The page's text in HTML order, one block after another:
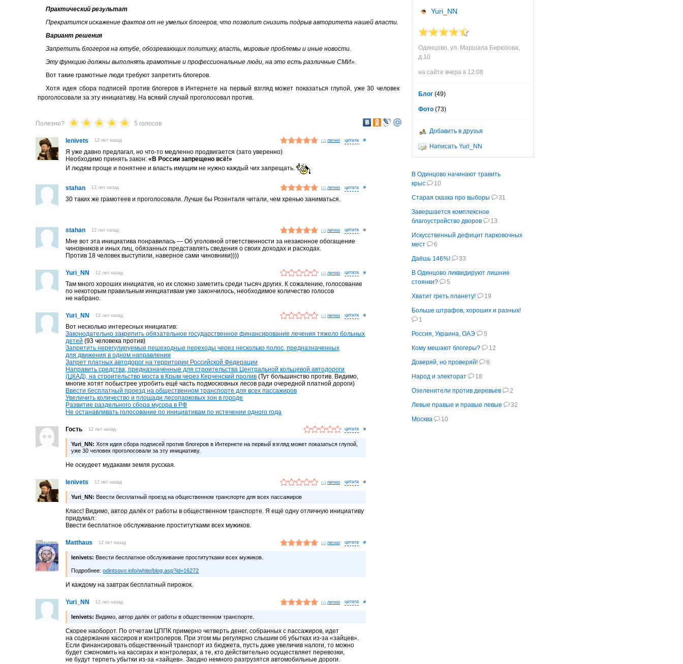
Практический результат
Прекратится искажение фактов от не умелых блогеров, что позволит снизить подрыв авторитета нашей власти.
Вариант решения
Запретить блогеров на ютубе, обозревающих политику, власть, мировые проблемы и иные новости.
Эту функцию должны выполнять грамотные и профессиональные люди, на это есть различные СМИ».
Вот такие грамотные люди требуют запретить блогеров.
Хотя идея сбора подписей против блогеров в Интернете на первый взгляд может показаться глупой, уже 30 человек
проголосовали за эту инициативу. На всякий случай проголосовал против.
Полезно? 5 голосов
lenivets 12 лет назад лично #
Я уже давно предлагал, но что-то медленно продвигается (зато уверенно)
Необходимо принять закон:«В России запрещено всё!»
И людям проще и понятнее и власть имущим не нужно каждый чих запрещать.
stahan 12 лет назад лично #
30 таких же грамотеев и проголосовали. Лучше бы Розенталя читали, чем хренью заниматься.
stahan 12 лет назад лично #
Мне вот эта инициатива понравилась — Об уголовной ответственности за незаконное обогащение
чиновников и иных лиц, обязанных представлять сведения о своих доходах и расходах.
Против 18 человек выступили, наверное сами чиновники))))
Yuri_NN 12 лет назад лично #
Там много хороших инициатив, но их сложно заметить среди тысяч других. К сожалению, голосование
по некоторым правильным инициативам уже закончилось, необходимое количество голосов
не набрано.
Yuri_NN 12 лет назад лично #
Вот несколько интересных инициатив:
Законодательно закрепить обязательное государственное финансирование лечения тяжело больных
детей (93 человека против)
Запретить нерегулируемые пешеходные переходы через несколько полос, предназначенных
для движения в одном направлении
Запрет платных автодорог на территории Российской Федерации
Направить средства, предназначенные для строительства Центральной кольцевой автодороги
(ЦКАД), на строительство моста в Крым через Керченский пролив (Тут большинство против. Видимо,
многие хотят побыстрее угробить ещё часть подмосковных лесов ради очередной платной дороги)
Ввести бесплатный проезд на общественном транспорте для всех пассажиров
Увеличить количество и площади лесопарковых зон в городе
Развитие раздельного сбора мусора в РФ
Не останавливать голосование по инициативам по истечении одного года
Гость 12 лет назад #
Yuri_NN: Хотя идея сбора подписей против блогеров в Интернете на первый взгляд может показаться глупой,
уже 30 человек проголосовали за эту инициативу.
Не оскудеет мyдаками земля русская.
lenivets 12 лет назад лично #
Yuri_NN: Ввести бесплатный проезд на общественном транспорте для всех пассажиров
Класс! Видимо, автор далёк от работы в общественном транспорте. Я ещё одну отличную инициативу
придумал:
Ввести бесплатное обслуживание проститутками всех мужиков.
Matthaus 12 лет назад лично #
lenivets: Ввести бесплатное обслуживание проститутками всех мужиков.
Подробнее:odintsovo.info/white/blog.asp?id=16272
И каждому на завтрак бесплатный пирожок.
Yuri_NN 12 лет назад лично #
lenivets: Видимо, автор далёк от работы в общественном транспорте.
Скорее наоборот. По отчетам ЦППК примерно четверть денег, собранных с пассажиров, идет
на содержание кассиров и контролеров. При этом мы регулярно слышим об убытках из-за «зайцев».
Если финансировать общественный транспорт из бюджета, пусть даже увеличив налоги, то можно
будет сэкономить на кассирах и контролерах, а те, кто действительно осуществляет перевозки,
не будут терпеть убытки из-за «зайцев». Заодно немного разгрузятся автомобильные дороги.
Yuri_NN
Одинцово, ул. Маршала Бирюзова,
д.10
на сайте вчера в 12:08
Блог (49)
Фото (73)
Добавить в друзья
Написать Yuri_NN
В Одинцово начинают травить
крыс
10
Старая сказка про выборы
31
Завершается комплексное
благоустройство дворов
13
Искусственный дефицит парковочных
мест
6
Даёшь 146%!
33
В Одинцово ликвидируют лишние
стоянки?
5
Хватит греть планету!
19
Больше штрафов, хороших и разных!
1
Россия, Украина, ОАЭ
5
Кому мешают блогеры?
12
Доверяй, но проверяй!
8
Народ и электорат
18
Озеленители против деревьев
2
Левые правые и правые левые
32
Москва
10